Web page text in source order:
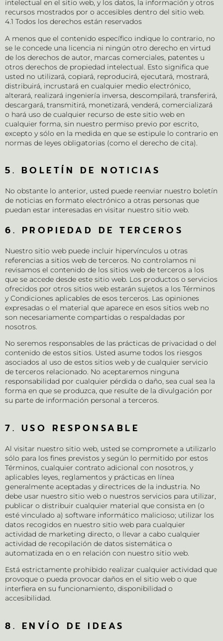
intelectual en el sitio web, y los datos, la información y otros
recursos mostrados por o accesibles dentro del sitio web.
4.1 Todos los derechos están reservados
A menos que el contenido específico indique lo contrario, no
se le concede una licencia ni ningún otro derecho en virtud
de los derechos de autor, marcas comerciales, patentes u
otros derechos de propiedad intelectual. Esto significa que
usted no utilizará, copiará, reproducirá, ejecutará, mostrará,
distribuirá, incrustará en cualquier medio electrónico,
alterará, realizará ingeniería inversa, descompilará, transferirá,
descargará, transmitirá, monetizará, venderá, comercializará
o hará uso de cualquier recurso de este sitio web en
cualquier forma, sin nuestro permiso previo por escrito,
excepto y sólo en la medida en que se estipule lo contrario en
normas de leyes obligatorias (como el derecho de cita).
5. BOLETÍN DE NOTICIAS
No obstante lo anterior, usted puede reenviar nuestro boletín
de noticias en formato electrónico a otras personas que
puedan estar interesadas en visitar nuestro sitio web.
6. PROPIEDAD DE TERCEROS
Nuestro sitio web puede incluir hipervínculos u otras
referencias a sitios web de terceros. No controlamos ni
revisamos el contenido de los sitios web de terceros a los
que se accede desde este sitio web. Los productos o servicios
ofrecidos por otros sitios web estarán sujetos a los Términos
y Condiciones aplicables de esos terceros. Las opiniones
expresadas o el material que aparece en esos sitios web no
son necesariamente compartidas o respaldadas por
nosotros.
No seremos responsables de las prácticas de privacidad o del
contenido de estos sitios. Usted asume todos los riesgos
asociados al uso de estos sitios web y de cualquier servicio
de terceros relacionado. No aceptaremos ninguna
responsabilidad por cualquier pérdida o daño, sea cual sea la
forma en que se produzca, que resulte de la divulgación por
su parte de información personal a terceros.
7. USO RESPONSABLE
Al visitar nuestro sitio web, usted se compromete a utilizarlo
sólo para los fines previstos y según lo permitido por estos
Términos, cualquier contrato adicional con nosotros, y
aplicables leyes, reglamentos y prácticas en línea
generalmente aceptadas y directrices de la industria. No
debe usar nuestro sitio web o nuestros servicios para utilizar,
publicar o distribuir cualquier material que consista en (o
esté vinculado a) software informático malicioso; utilizar los
datos recogidos en nuestro sitio web para cualquier
actividad de marketing directo, o llevar a cabo cualquier
actividad de recopilación de datos sistemática o
automatizada en o en relación con nuestro sitio web.
Está estrictamente prohibido realizar cualquier actividad que
provoque o pueda provocar daños en el sitio web o que
interfiera en su funcionamiento, disponibilidad o
accesibilidad.
8. ENVÍO DE IDEAS